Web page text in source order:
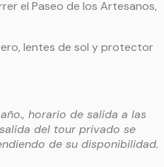
el Paseo de los Artesanos,
lentes de sol y protector
horario de salida a las
del tour privado se
de su disponibilidad.